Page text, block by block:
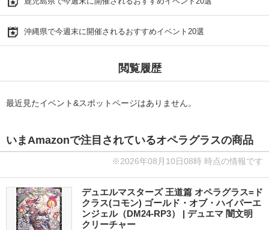
沖縄県で今週末に開催されるおすすめイベント20選
閲覧履歴
最近見たイベント&スポットページはありません。
いまAmazonで注目されているオペラグラスの商品
※2026年08月10日08時 時点の情報です
デュエルマスターズ 王道篇 オペラグラス=ド
クラス(コモン) ゴールド・オブ・ハイパーエ
ンジェル（DM24-RP3） | デュエマ 闇文明
クリーチャー